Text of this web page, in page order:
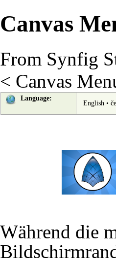
Canvas
From Synfig
< Canvas
Language:
English•
Während die